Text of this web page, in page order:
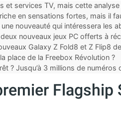
et services TV, mais cette analyse
en sensations fortes, mais il
nouveauté qui intéressera les
nouveaux jeux PC offerts à
Galaxy Z Fold8 et Z Flip8
place de la Freebox Révolution ?
? Jusqu’à 3 millions de numéros
Flagship